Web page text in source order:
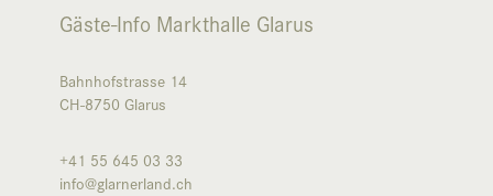
Gäste-Info Markthalle Glarus
Bahnhofstrasse 14
CH-8750 Glarus
+41 55 645 03 33
info@glarnerland.ch